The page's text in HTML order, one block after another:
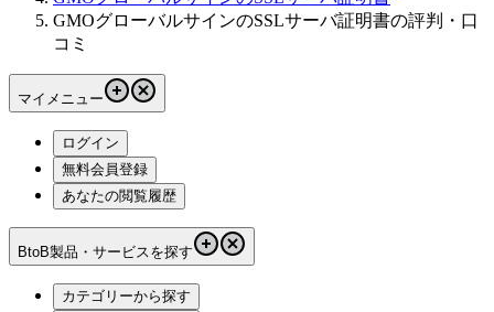
GMOグローバルサインのSSLサーバ証明書の評判・口
コミ
マイメニュー
ログイン
無料会員登録
あなたの閲覧履歴
BtoB製品・サービスを探す
カテゴリーから探す